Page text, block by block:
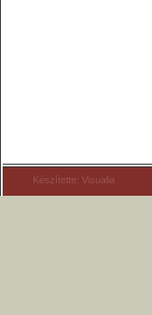
Készítette: Visualia